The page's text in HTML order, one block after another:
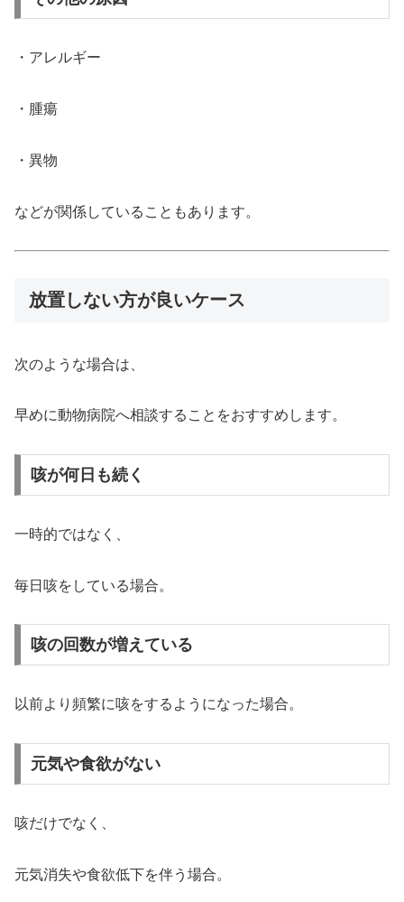
・アレルギー
・腫瘍
・異物
などが関係していることもあります。
放置しない方が良いケース
次のような場合は、
早めに動物病院へ相談することをおすすめします。
咳が何日も続く
一時的ではなく、
毎日咳をしている場合。
咳の回数が増えている
以前より頻繁に咳をするようになった場合。
元気や食欲がない
咳だけでなく、
元気消失や食欲低下を伴う場合。